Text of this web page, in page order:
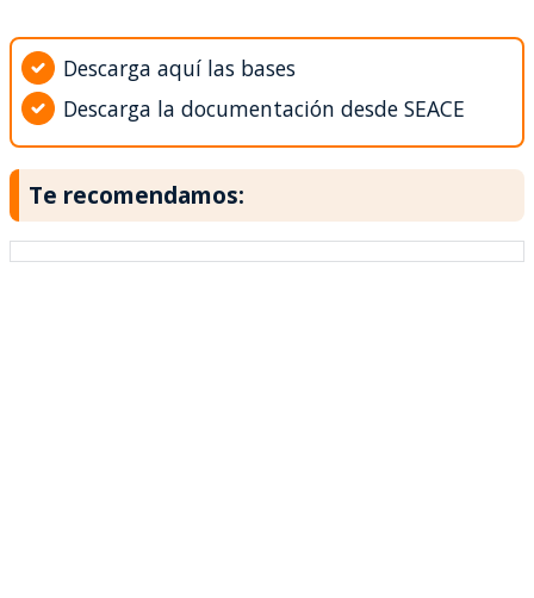
Descarga aquí las bases
Descarga la documentación desde SEACE
Te recomendamos: